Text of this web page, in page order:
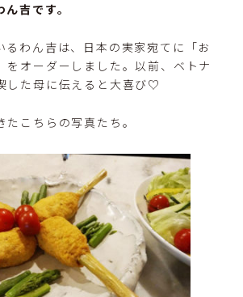
吉です。
るわん吉は、日本の実家宛てに「お
をオーダーしました。以前、ベトナ
した母に伝えると大喜び♡
こちらの写真たち。